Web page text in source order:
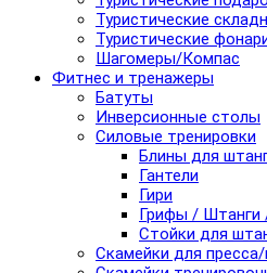
Туристические
Туристические
Шагомеры/Компас
Фитнес и тренажеры
Батуты
Инверсионные столы
Силовые тренировки
Блины для
Гантели
Гири
Грифы / Штанги
Стойки для
Скамейки для пресса/